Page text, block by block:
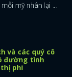
mỹ nhân lại ...
và các quý cô
đường tình
phi